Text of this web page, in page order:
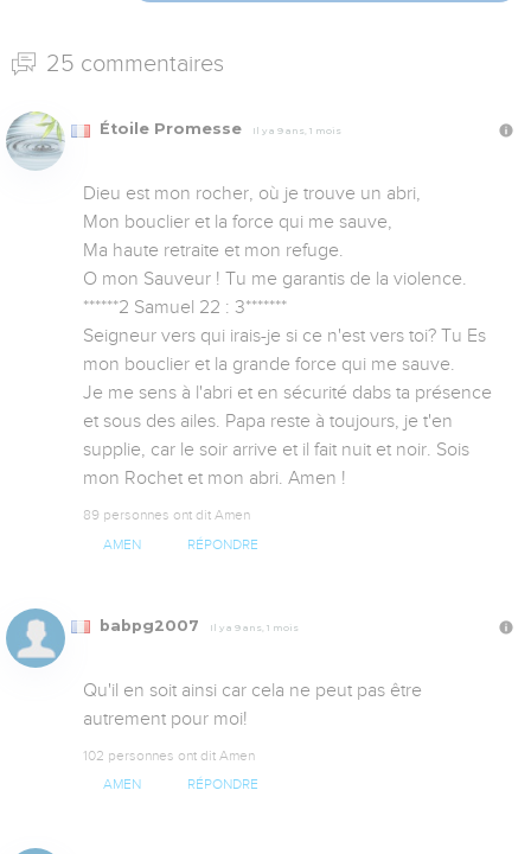
25 commentaires
Étoile Promesse Il y a 9 ans, 1 mois
Dieu est mon rocher, où je trouve un abri,
Mon bouclier et la force qui me sauve,
Ma haute retraite et mon refuge.
O mon Sauveur ! Tu me garantis de la violence.
******2 Samuel 22 : 3*******
Seigneur vers qui irais-je si ce n'est vers toi? Tu Es
mon bouclier et la grande force qui me sauve.
Je me sens à l'abri et en sécurité dabs ta présence
et sous des ailes. Papa reste à toujours, je t'en
supplie, car le soir arrive et il fait nuit et noir. Sois
mon Rochet et mon abri. Amen !
89 personnes ont dit Amen
AMEN RÉPONDRE
babpg2007 Il y a 9 ans, 1 mois
Qu'il en soit ainsi car cela ne peut pas être
autrement pour moi!
102 personnes ont dit Amen
AMEN RÉPONDRE